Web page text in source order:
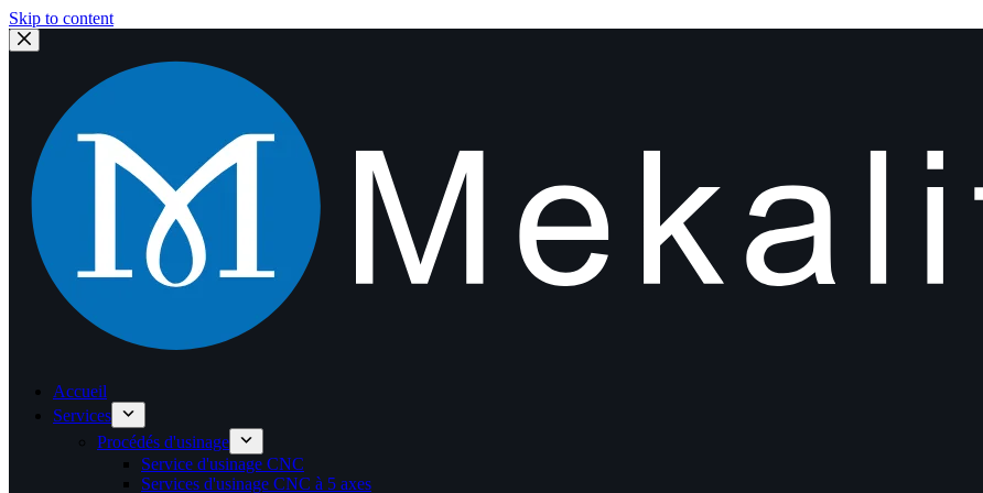
Skip to content
Accueil
Services
Procédés d'usinage
Service d'usinage CNC
Services d'usinage CNC à 5 axes